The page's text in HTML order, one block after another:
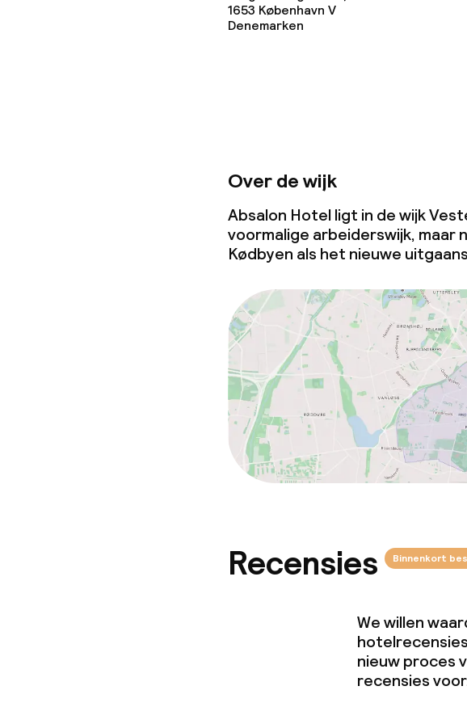
1653 København V
Denemarken
Over de wijk
Absalon Hotel ligt in de wijk
voormalige arbeiderswijk, maar
Kødbyen als het nieuwe
Recensies Binnenkort
We willen
nieuw proces
recensies